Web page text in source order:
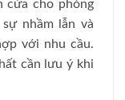
cửa cho phòng
nhầm lẫn và
với nhu cầu.
cần lưu ý khi